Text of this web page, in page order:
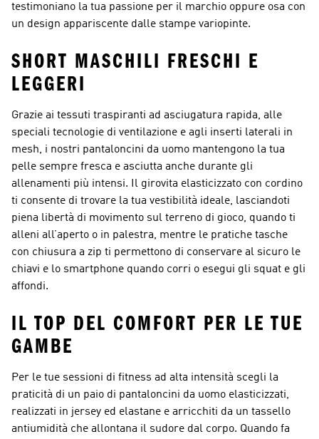
testimoniano la tua passione per il marchio oppure osa con
un design appariscente dalle stampe variopinte.
SHORT MASCHILI FRESCHI E
LEGGERI
Grazie ai tessuti traspiranti ad asciugatura rapida, alle
speciali tecnologie di ventilazione e agli inserti laterali in
mesh, i nostri pantaloncini da uomo mantengono la tua
pelle sempre fresca e asciutta anche durante gli
allenamenti più intensi. Il girovita elasticizzato con cordino
ti consente di trovare la tua vestibilità ideale, lasciandoti
piena libertà di movimento sul terreno di gioco, quando ti
alleni all’aperto o in palestra, mentre le pratiche tasche
con chiusura a zip ti permettono di conservare al sicuro le
chiavi e lo smartphone quando corri o esegui gli squat e gli
affondi.
IL TOP DEL COMFORT PER LE TUE
GAMBE
Per le tue sessioni di fitness ad alta intensità scegli la
praticità di un paio di pantaloncini da uomo elasticizzati,
realizzati in jersey ed elastane e arricchiti da un tassello
antiumidità che allontana il sudore dal corpo. Quando fa